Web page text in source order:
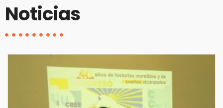
Noticias